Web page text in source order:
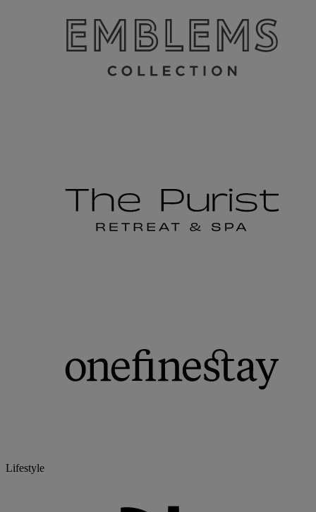
Lifestyle